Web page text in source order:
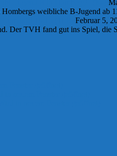
weibliche B-Jugend
Februar 5,
Der TVH fand gut ins Spiel, die